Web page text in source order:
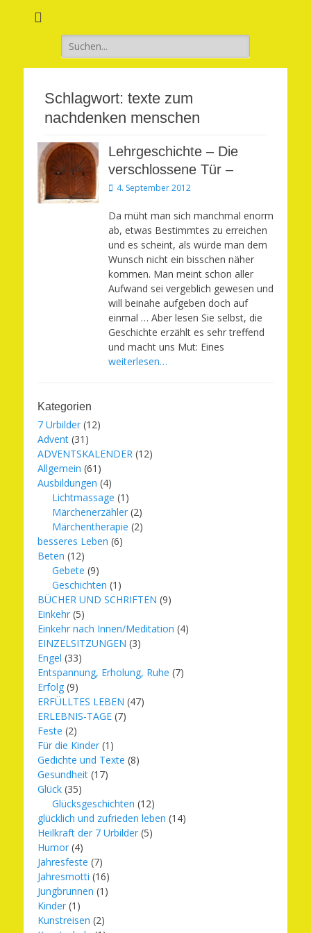
Suchen
nach:
Schlagwort: texte zum
nachdenken menschen
Lehrgeschichte – Die
verschlossene Tür –
Veröffentlicht
4. September 2012
Da müht man sich manchmal enorm
ab, etwas Bestimmtes zu erreichen
und es scheint, als würde man dem
Wunsch nicht ein bisschen näher
kommen. Man meint schon aller
Aufwand sei vergeblich gewesen und
will beinahe aufgeben doch auf
einmal … Aber lesen Sie selbst, die
Geschichte erzählt es sehr treffend
und macht uns Mut: Eines
weiterlesen…
Kategorien
7 Urbilder (12)
Advent (31)
ADVENTSKALENDER (12)
Allgemein (61)
Ausbildungen (4)
Lichtmassage (1)
Märchenerzähler (2)
Märchentherapie (2)
besseres Leben (6)
Beten (12)
Gebete (9)
Geschichten (1)
BÜCHER UND SCHRIFTEN (9)
Einkehr (5)
Einkehr nach Innen/Meditation (4)
EINZELSITZUNGEN (3)
Engel (33)
Entspannung, Erholung, Ruhe (7)
Erfolg (9)
ERFÜLLTES LEBEN (47)
ERLEBNIS-TAGE (7)
Feste (2)
Für die Kinder (1)
Gedichte und Texte (8)
Gesundheit (17)
Glück (35)
Glücksgeschichten (12)
glücklich und zufrieden leben (14)
Heilkraft der 7 Urbilder (5)
Humor (4)
Jahresfeste (7)
Jahresmotti (16)
Jungbrunnen (1)
Kinder (1)
Kunstreisen (2)